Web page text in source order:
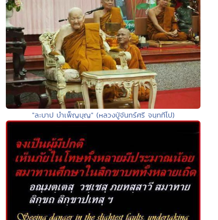
"ละบาป บำเพ็ญบุญ" (หลวงปู่จันทร์ศรี จนฺททีโป)